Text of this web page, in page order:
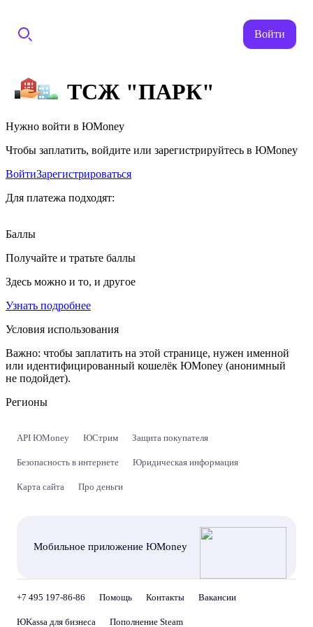
Войти
ТСЖ "ПАРК"
Нужно войти в ЮMoney
Чтобы заплатить, войдите или зарегистрируйтесь в ЮMoney
ВойтиЗарегистрироваться
Для платежа подходят:
Баллы
Получайте и тратьте баллы
Здесь можно и то, и другое
Узнать подробнее
Условия использования
Важно: чтобы заплатить на этой странице, нужен именной
или идентифицированный кошелёк ЮMoney (анонимный
не подойдет).
Регионы
API ЮMoney ЮСтрим Защита покупателя
Безопасность в интернете Юридическая информация
Карта сайта Про деньги
Мобильное приложение ЮMoney
+7 495 197-86-86 Помощь Контакты Вакансии
ЮKassa для бизнеса Пополнение Steam